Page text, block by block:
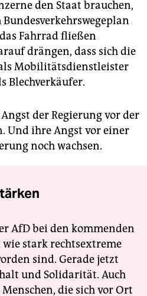
den Staat brauchen,
Fahrrad fließen
drängen, dass sich die
Mobilitätsdienstleister
Blechverkäufer.
der Regierung vor der
Und ihre Angst vor einer
noch wachsen.
AfD bei den kommenden
stark rechtsextreme
sind. Gerade jetzt
und Solidarität. Auch
die sich vor Ort